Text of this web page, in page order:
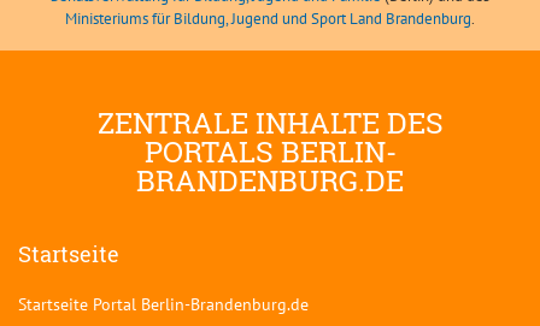
Ministeriums für Bildung, Jugend und Sport Land Brandenburg.
ZENTRALE INHALTE DES
PORTALS BERLIN-
BRANDENBURG.DE
Startseite
Startseite Portal Berlin-Brandenburg.de